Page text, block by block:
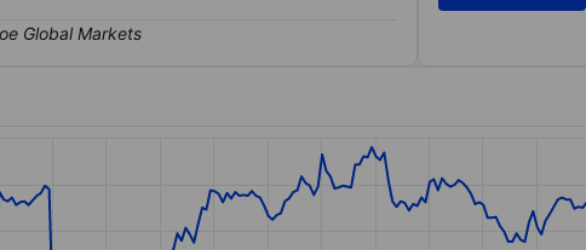
points.
categories.